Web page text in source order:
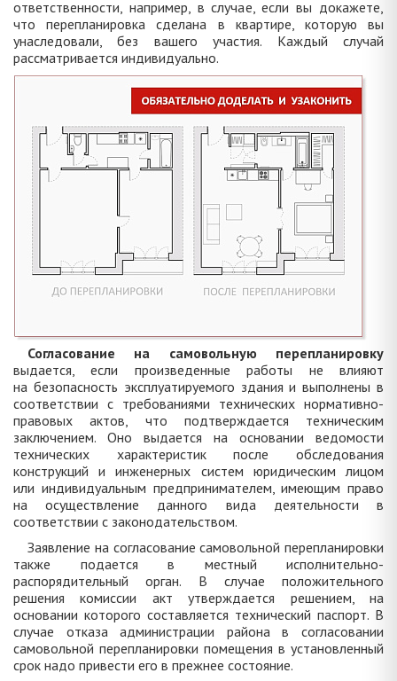
ответственности, например, в случае, если вы докажете,
что перепланировка сделана в квартире, которую вы
унаследовали, без вашего участия. Каждый случай
рассматривается индивидуально.
Согласование на самовольную перепланировку
выдается, если произведенные работы не влияют
на безопасность эксплуатируемого здания и выполнены в
соответствии с требованиями технических нормативно-
правовых актов, что подтверждается техническим
заключением. Оно выдается на основании ведомости
технических характеристик после обследования
конструкций и инженерных систем юридическим лицом
или индивидуальным предпринимателем, имеющим право
на осуществление данного вида деятельности в
соответствии с законодательством.
Заявление на согласование самовольной перепланировки
также подается в местный исполнительно-
распорядительный орган. В случае положительного
решения комиссии акт утверждается решением, на
основании которого составляется технический паспорт. В
случае отказа администрации района в согласовании
самовольной перепланировки помещения в установленный
срок надо привести его в прежнее состояние.